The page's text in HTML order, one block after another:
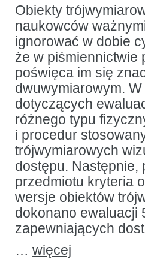
Obiekty
naukowców
ignorować w dobie
że w piśmiennictwie
poświęca im się
dwuwymiarowym.
dotyczących
różnego typu
i procedur
trójwymiarowych
dostępu. Następnie,
przedmiotu kryteria
wersje obiektów
dokonano ewaluacji
zapewniających
… więcej